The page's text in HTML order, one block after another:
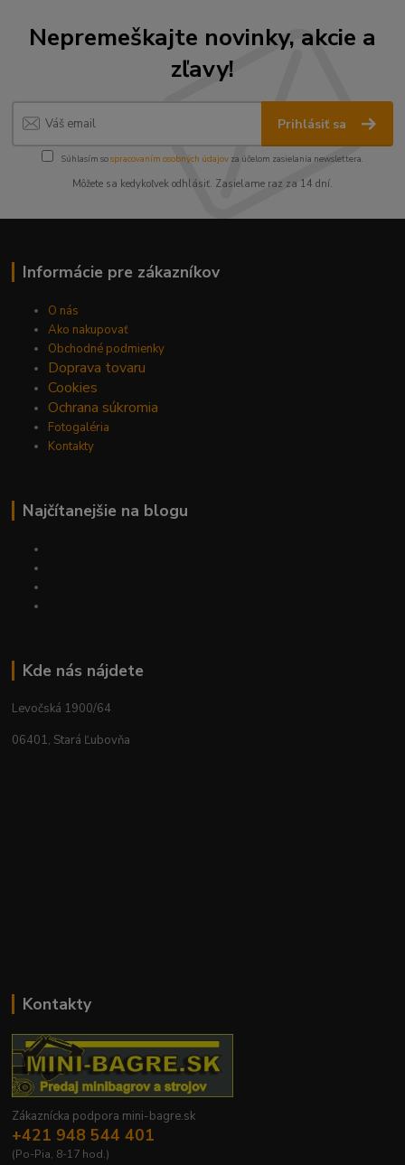
Nepremeškajte novinky, akcie a
zľavy!
Prihlásiť sa
Súhlasím sospracovaním osobných údajov za účelom zasielania newslettera.
Môžete sa kedykoľvek odhlásiť. Zasielame raz za 14 dní.
Informácie pre zákazníkov
O nás
Ako nakupovať
Obchodné podmienky
Doprava tovaru
Cookies
Ochrana súkromia
Fotogaléria
Kontakty
Najčítanejšie na blogu
Kde nás nájdete
Levočská 1900/64
06401, Stará Ľubovňa
Kontakty
Zákaznícka podpora mini-bagre.sk
+421 948 544 401
(Po-Pia, 8-17 hod.)